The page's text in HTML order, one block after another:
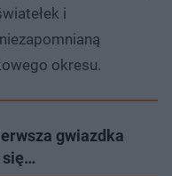
i
okresu.
gwiazdka
się…